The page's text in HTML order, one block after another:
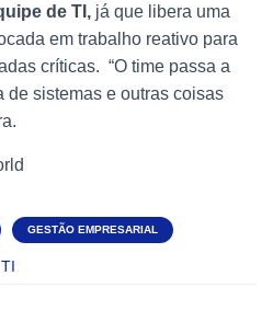
de TI, já que libera uma
em trabalho reativo para
críticas. “O time passa a
de sistemas e outras coisas
GESTÃO EMPRESARIAL
TI